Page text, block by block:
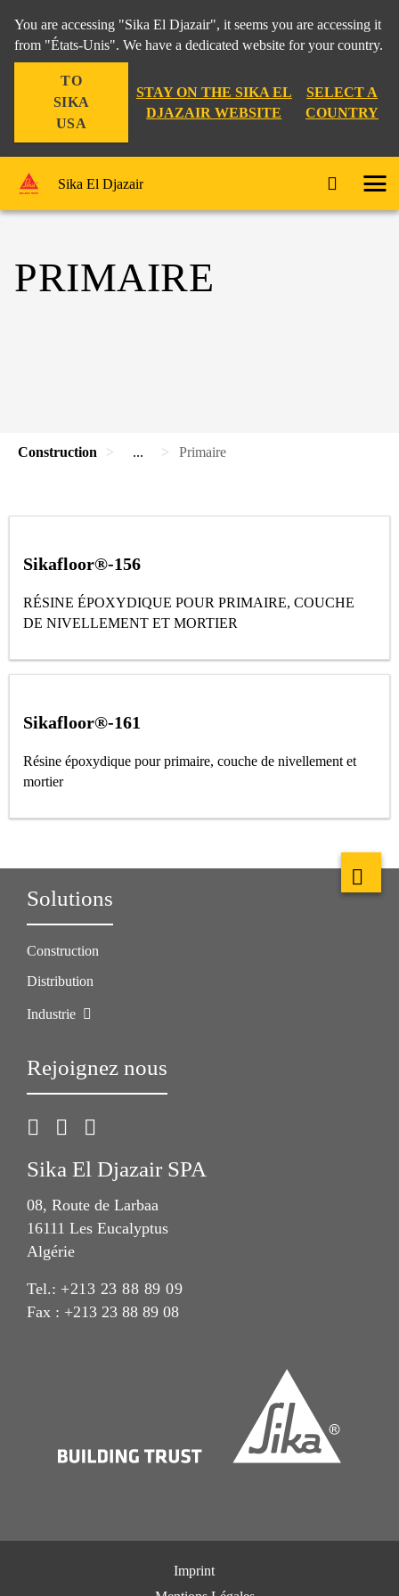
You are accessing "Sika El Djazair", it seems you are accessing it
from "États-Unis". We have a dedicated website for your country.
TO
SIKA
USA
STAY ON THE SIKA EL
DJAZAIR WEBSITE
SELECT A
COUNTRY
Sika El Djazair
PRIMAIRE
Construction ... Primaire
Sikafloor®-156
RÉSINE ÉPOXYDIQUE POUR PRIMAIRE, COUCHE
DE NIVELLEMENT ET MORTIER
Sikafloor®-161
Résine époxydique pour primaire, couche de nivellement et
mortier
Solutions
Construction
Distribution
Industrie
Rejoignez nous
Sika El Djazair SPA
08, Route de Larbaa
16111 Les Eucalyptus
Algérie
Tel.: +213 23 88 89 09
Fax : +213 23 88 89 08
Imprint